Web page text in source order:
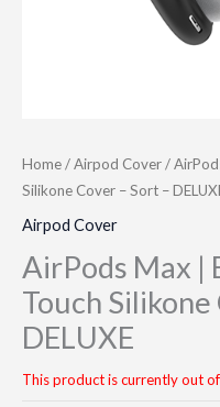
Home/Airpod Cover/
Silikone Cover – Sort –
Airpod Cover
AirPods Max |
Touch
DELUXE
This product is currently out